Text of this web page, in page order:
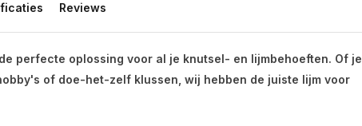
Reviews
perfecte oplossing voor al je knutsel- en lijmbehoeften. Of je
of doe-het-zelf klussen, wij hebben de juiste lijm voor